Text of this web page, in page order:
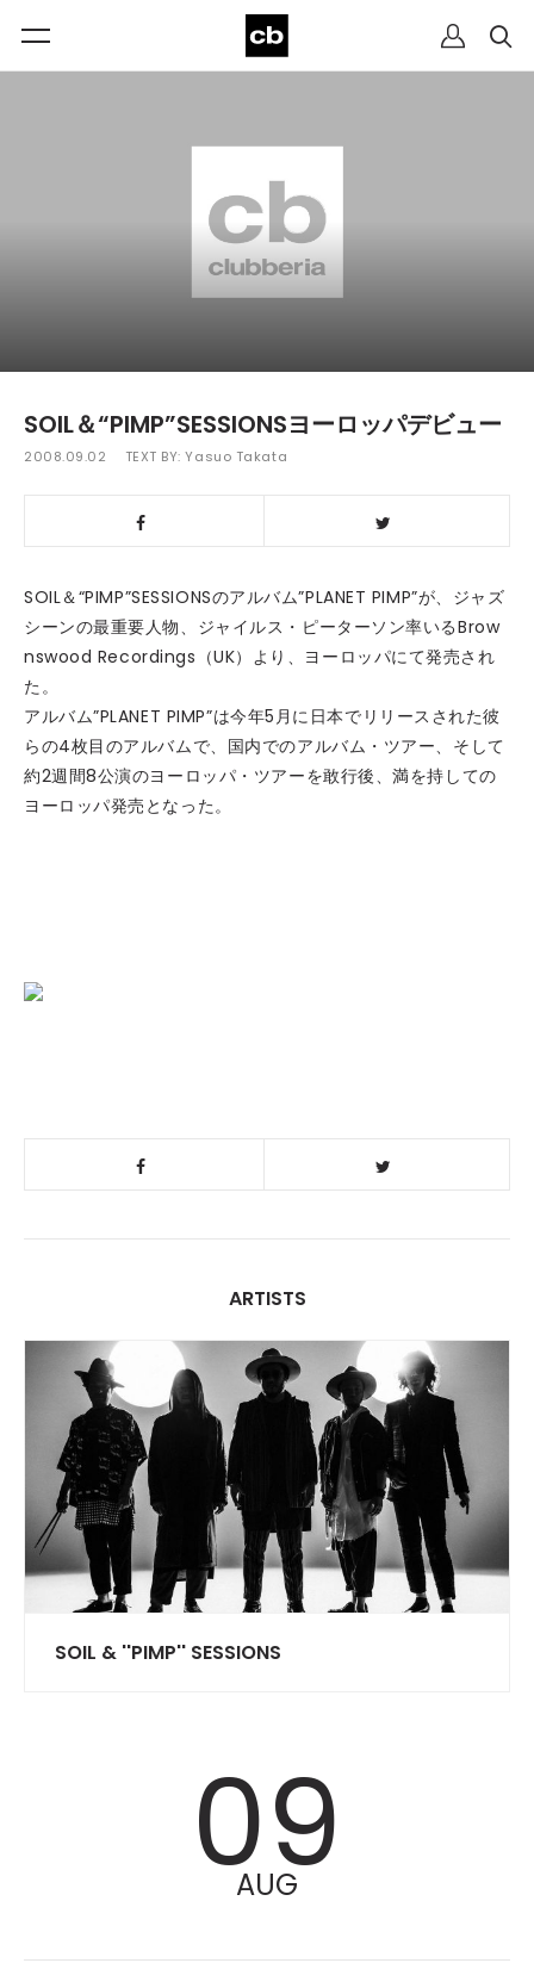
SOIL＆“PIMP”SESSIONSヨーロッパデビュー
2008.09.02 TEXT BY:Yasuo Takata
SOIL＆“PIMP”SESSIONSのアルバム”PLANET PIMP”が、ジャズ
シーンの最重要人物、ジャイルス・ピーターソン率いるBrow
nswood Recordings（UK）より、ヨーロッパにて発売され
た。
アルバム”PLANET PIMP”は今年5月に日本でリリースされた彼
らの4枚目のアルバムで、国内でのアルバム・ツアー、そして
約2週間8公演のヨーロッパ・ツアーを敢行後、満を持しての
ヨーロッパ発売となった。
ARTISTS
SOIL & ''PIMP'' SESSIONS
09
AUG